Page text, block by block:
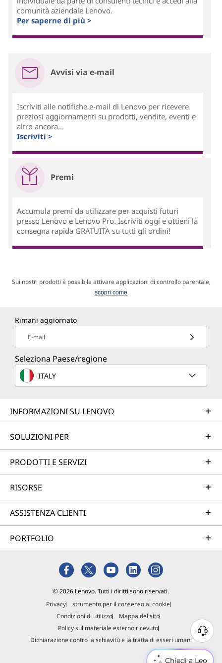
Chiedi a Leo
comunità aziendale Lenovo.
Per saperne di più >
Avvisi via e-mail
Iscriviti alle notifiche e-mail di Lenovo per ricevere
preziosi aggiornamenti su prodotti, vendite, eventi e
altro ancora...
Iscriviti >
Premi
Accumula premi da utilizzare per acquisti futuri
presso Lenovo e Lenovo Pro. Iscriviti oggi e ottieni la
consegna rapida GRATUITA su tutti gli ordini!
Sui nostri prodotti è possibile attivare applicazioni di controllo parentale,
scopri come
Rimani aggiornato
E-mail
Seleziona Paese/regione
ITALY
INFORMAZIONI SU LENOVO
SOLUZIONI PER
PRODOTTI E SERVIZI
RISORSE
ASSISTENZA CLIENTI
PORTFOLIO
© 2026 Lenovo. Tutti i diritti sono riservati.
Privacy
strumento per il consenso ai cookie
Condizioni di utilizzo
Mappa del sito
Policy sul materiale esterno ricevuto
Dichiarazione contro la schiavitù e la tratta di esseri umani